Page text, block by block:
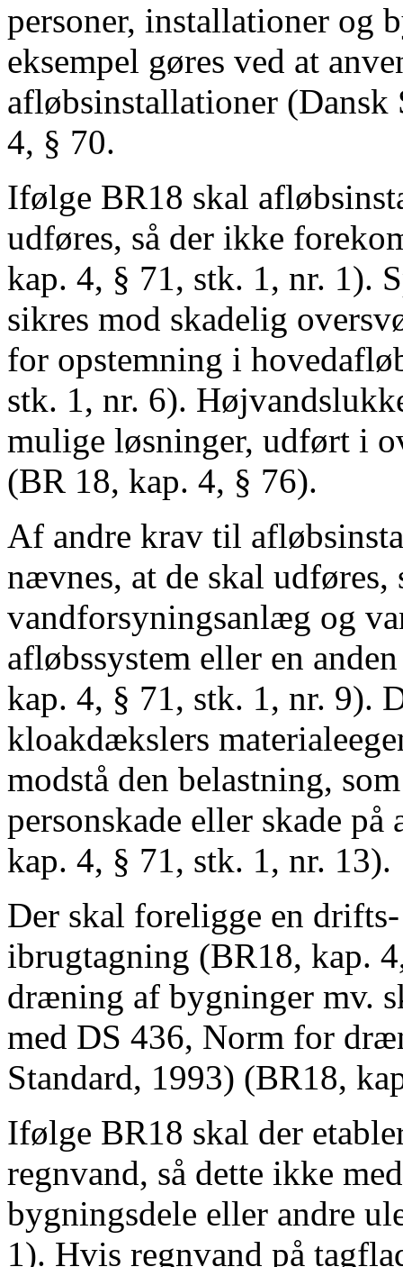
personer, installationer og
eksempel gøres ved at
afløbsinstallationer
4, § 70.
Ifølge BR18 skal
udføres, så der ikke
kap. 4, § 71, stk. 1, nr. 1).
sikres mod skadelig
for opstemning i
stk. 1, nr. 6).
mulige løsninger, udført i
(BR 18, kap. 4, § 76).
Af andre krav til
nævnes, at de skal
vandforsyningsanlæg og
afløbssystem eller en
kap. 4, § 71, stk. 1, nr. 9).
kloakdækslers
modstå den belastning,
personskade eller skade
kap. 4, § 71, stk. 1, nr. 13).
Der skal foreligge en
ibrugtagning (BR18, kap.
dræning af bygninger mv.
med DS 436, Norm for
Standard, 1993) (BR18,
Ifølge BR18 skal der
regnvand, så dette ikke
bygningsdele eller andre
1). Hvis regnvand på